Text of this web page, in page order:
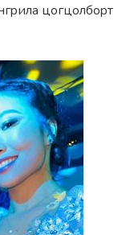
цогцолбоpт